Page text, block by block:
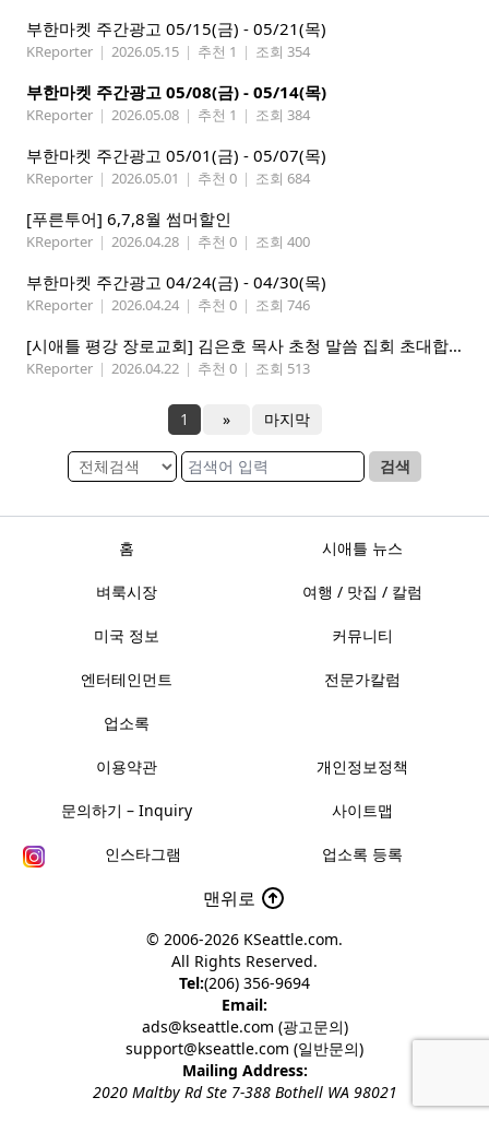
부한마켓 주간광고 05/15(금) - 05/21(목)
KReporter | 2026.05.15 | 추천 1 | 조회 354
부한마켓 주간광고 05/08(금) - 05/14(목)
KReporter | 2026.05.08 | 추천 1 | 조회 384
부한마켓 주간광고 05/01(금) - 05/07(목)
KReporter | 2026.05.01 | 추천 0 | 조회 684
[푸른투어] 6,7,8월 썸머할인
KReporter | 2026.04.28 | 추천 0 | 조회 400
부한마켓 주간광고 04/24(금) - 04/30(목)
KReporter | 2026.04.24 | 추천 0 | 조회 746
[시애틀 평강 장로교회] 김은호 목사 초청 말씀 집회 초대합니다 5/3-5
KReporter | 2026.04.22 | 추천 0 | 조회 513
1 » 마지막
검색
홈 시애틀 뉴스
벼룩시장 여행 / 맛집 / 칼럼
미국 정보 커뮤니티
엔터테인먼트 전문가칼럼
업소록
이용약관 개인정보정책
문의하기 – Inquiry 사이트맵
인스타그램 업소록 등록
맨위로
© 2006-2026 KSeattle.com.
All Rights Reserved.
Tel:(206) 356-9694
Email:
ads@kseattle.com (광고문의)
support@kseattle.com (일반문의)
Mailing Address:
2020 Maltby Rd Ste 7-388 Bothell WA 98021